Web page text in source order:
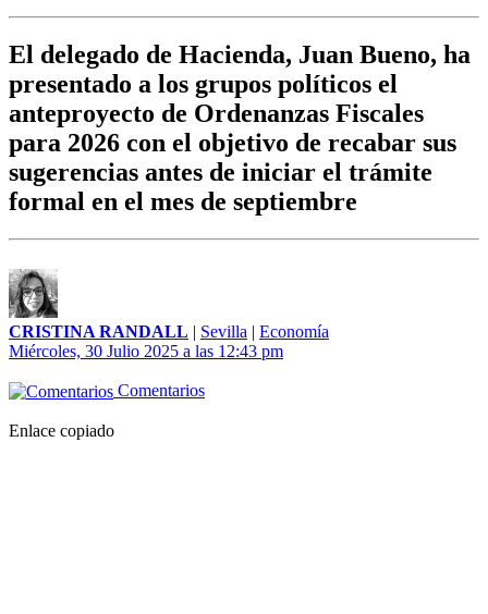
El delegado de Hacienda, Juan Bueno, ha
presentado a los grupos políticos el
anteproyecto de Ordenanzas Fiscales
para 2026 con el objetivo de recabar sus
sugerencias antes de iniciar el trámite
formal en el mes de septiembre
CRISTINA RANDALL | Sevilla | Economía
Miércoles, 30 Julio 2025 a las 12:43 pm
Comentarios
Enlace copiado